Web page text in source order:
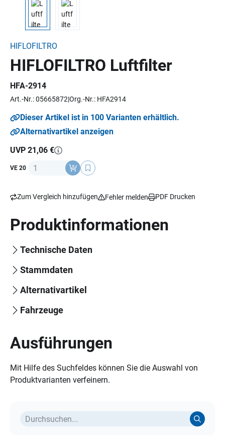
HIFLOFILTRO
HIFLOFILTRO Luftfilter
HFA-2914
Art.-Nr.: 05665872 Org.-Nr.: HFA2914
Dieser Artikel ist in 100 Varianten erhältlich.
Alternativartikel anzeigen
UVP 21,06 €
VE 20 Anzahl
Zum Vergleich hinzufügen Fehler melden PDF Drucken
Produktinformationen
Technische Daten
Stammdaten
Alternativartikel
Fahrzeuge
Ausführungen
Mit Hilfe des Suchfeldes können Sie die Auswahl von
Produktvarianten verfeinern.